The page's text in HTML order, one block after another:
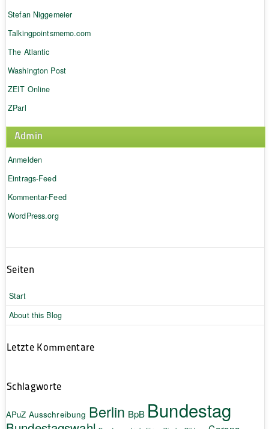
Stefan Niggemeier
Talkingpointsmemo.com
The Atlantic
Washington Post
ZEIT Online
ZParl
Admin
Anmelden
Eintrags-Feed
Kommentar-Feed
WordPress.org
Seiten
Start
About this Blog
Letzte Kommentare
Schlagworte
APuZ Ausschreibung Berlin BpB Bundestag